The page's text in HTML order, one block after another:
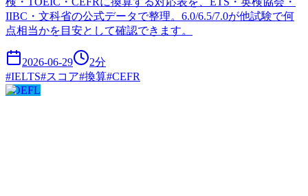
IIBC・文科省の公式データで整理。6.0/6.5/7.0が他試験で何
点相当かを目安として確認できます。
2026-06-29 2分
#IELTS#スコア#換算#CEFR
TOEFL